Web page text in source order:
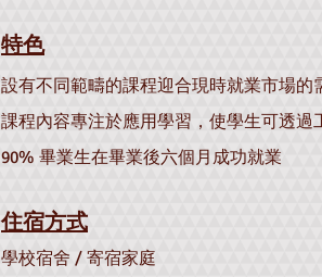
特色
設有不同範疇的課程迎合現時就業市場的
課程內容專注於應用學習，使學生可透過
90% 畢業生在畢業後六個月成功就業
住宿方式
學校宿舍 / 寄宿家庭